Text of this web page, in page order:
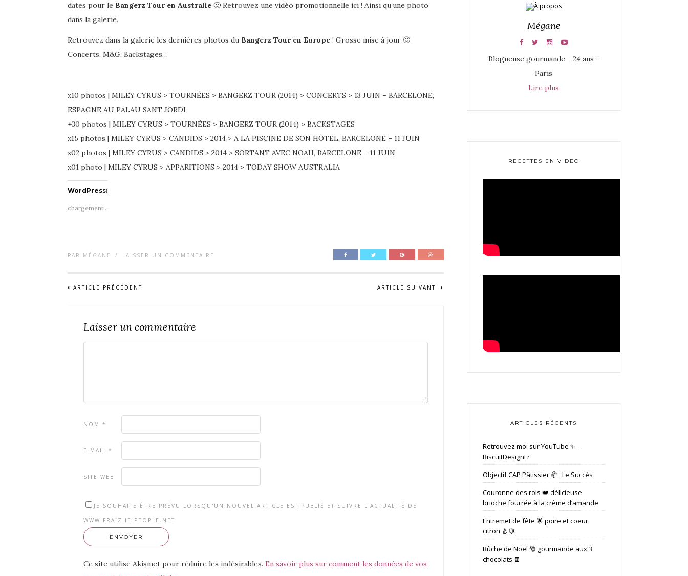
dates pour le Bangerz Tour en Australie 🙂 Retrouvez une vidéo promotionnelle ici ! Ainsi qu’une photo
dans la galerie.
Retrouvez dans la galerie les dernières photos du Bangerz Tour en Europe ! Grosse mise à jour 🙂
Concerts, M&G, Backstages…
x10 photos | MILEY CYRUS > TOURNÉES > BANGERZ TOUR (2014) > CONCERTS > 13 JUIN – BARCELONE,
ESPAGNE AU PALAU SANT JORDI
+30 photos | MILEY CYRUS > TOURNÉES > BANGERZ TOUR (2014) > BACKSTAGES
x15 photos | MILEY CYRUS > CANDIDS > 2014 > A LA PISCINE DE SON HÔTEL, BARCELONE – 11 JUIN
x02 photos | MILEY CYRUS > CANDIDS > 2014 > SORTANT AVEC NOAH, BARCELONE – 11 JUIN
x01 photo | MILEY CYRUS > APPARITIONS > 2014 > TODAY SHOW AUSTRALIA
WordPress:
chargement…
PAR MÉGANE / LAISSER UN COMMENTAIRE
ARTICLE PRÉCÉDENT ARTICLE SUIVANT
Laisser un commentaire
NOM *
E-MAIL *
SITE WEB
JE SOUHAITE ÊTRE PRÉVU LORSQU'UN NOUVEL ARTICLE EST PUBLIÉ ET SUIVRE L'ACTUALITÉ DE
WWW.FRAIZIIE-PEOPLE.NET
Ce site utilise Akismet pour réduire les indésirables. En savoir plus sur comment les données de vos
Mégane
Blogueuse gourmande - 24 ans -
Paris
Lire plus
RECETTES EN VIDÉO
ARTICLES RÉCENTS
Retrouvez moi sur YouTube ✨ –
BiscuitDesignFr
Objectif CAP Pâtissier 🥐 : Le Succès
Couronne des rois 👑 délicieuse
brioche fourrée à la crème d’amande
Entremet de fête 🌟 poire et coeur
citron 🍐🍋
Bûche de Noël 🎅 gourmande aux 3
chocolats 🍫